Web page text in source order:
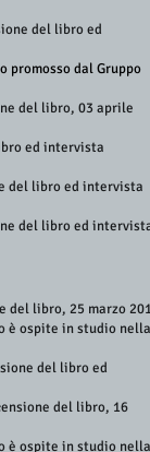
del libro ed
promosso dal Gruppo
del libro, 03 aprile
ed intervista
del libro ed intervista
del libro ed
del libro, 25 marzo
è ospite in studio nella
del libro ed
del libro, 16
è ospite in studio nella